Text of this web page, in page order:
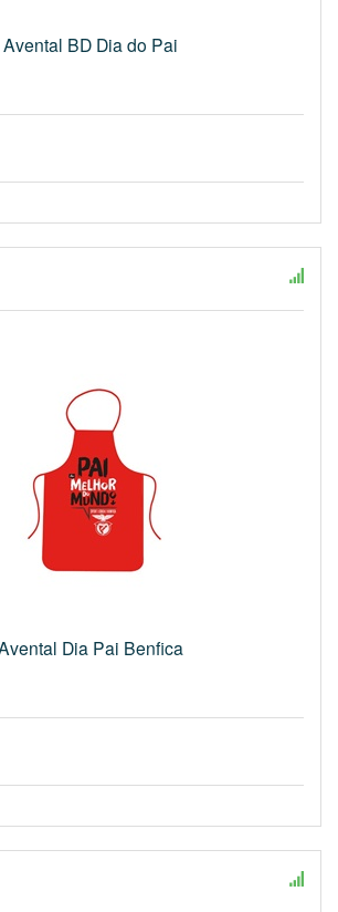
Avental BD Dia do Pai
Dia Pai Benfica